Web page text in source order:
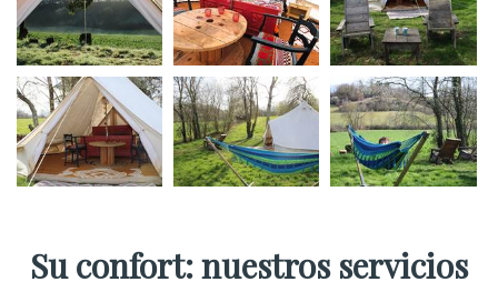
Su confort: nuestros servicios